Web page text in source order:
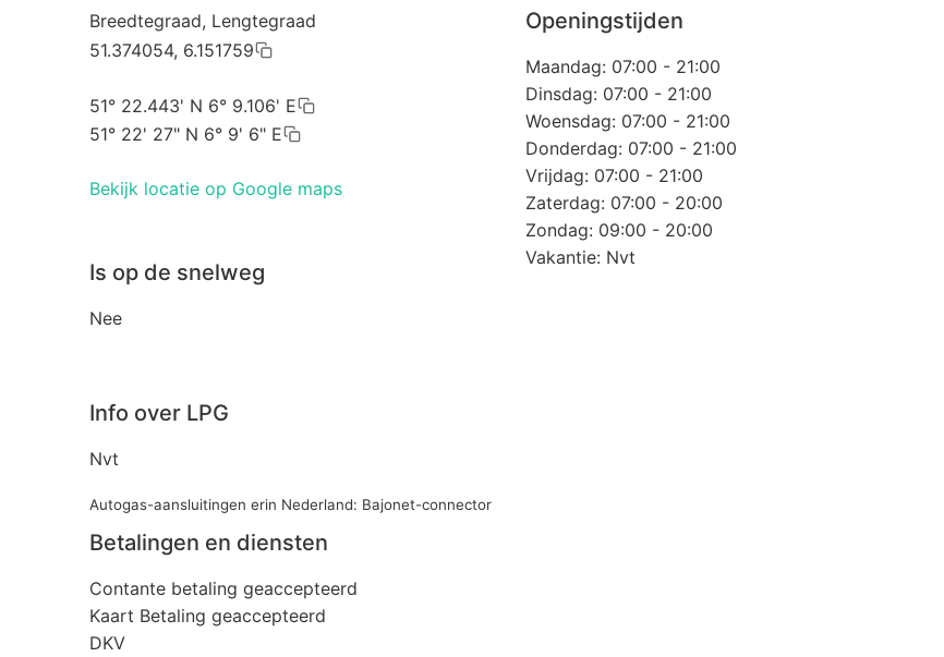
Breedtegraad, Lengtegraad
51.374054, 6.151759
51° 22.443' N 6° 9.106' E
51° 22' 27" N 6° 9' 6" E
Bekijk locatie op Google maps
Is op de snelweg
Nee
Openingstijden
Maandag: 07:00 - 21:00
Dinsdag: 07:00 - 21:00
Woensdag: 07:00 - 21:00
Donderdag: 07:00 - 21:00
Vrijdag: 07:00 - 21:00
Zaterdag: 07:00 - 20:00
Zondag: 09:00 - 20:00
Vakantie: Nvt
Info over LPG
Nvt
Autogas-aansluitingen erin Nederland: Bajonet-connector
Betalingen en diensten
Contante betaling geaccepteerd
Kaart Betaling geaccepteerd
DKV